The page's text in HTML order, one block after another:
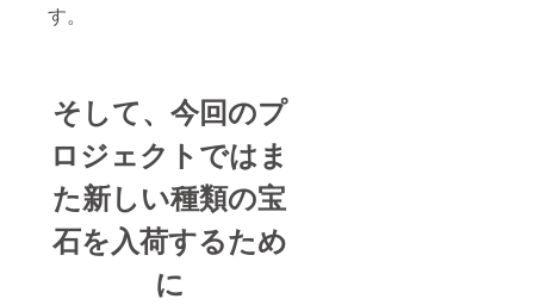
す。
そして、今回のプ
ロジェクトではま
た新しい種類の宝
石を入荷するため
に